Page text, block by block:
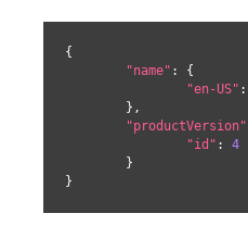
{
"name" : {
"en-US" :
"productVersion"
"id" : 4
}